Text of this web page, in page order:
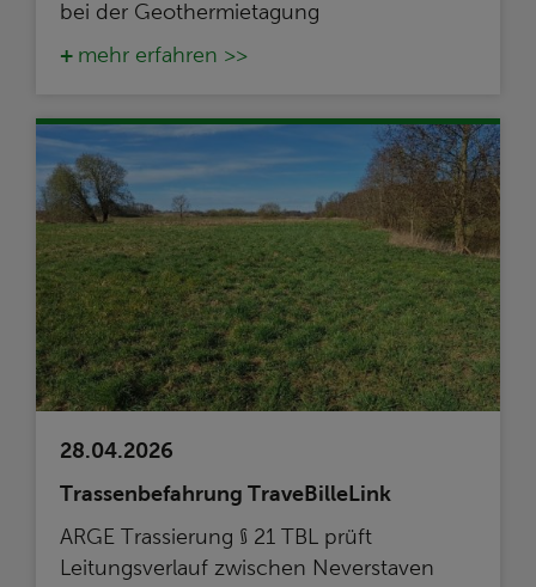
bei der Geothermietagung
mehr erfahren >>
28.04.2026
Trassenbefahrung TraveBilleLink
ARGE Trassierung § 21 TBL prüft
Leitungsverlauf zwischen Neverstaven